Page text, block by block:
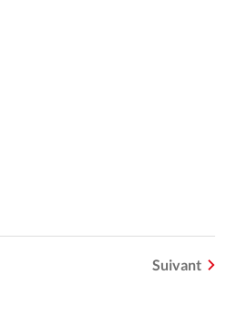
Suivant